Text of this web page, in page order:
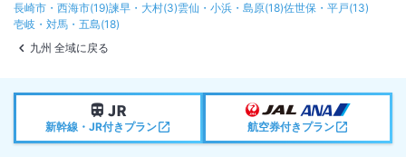
長崎市・西海市(19)諫早・大村(3)雲仙・小浜・島原(18)佐世保・平戸(13)
壱岐・対馬・五島(18)
九州 全域に戻る
新幹線・JR付きプラン 航空券付きプラン